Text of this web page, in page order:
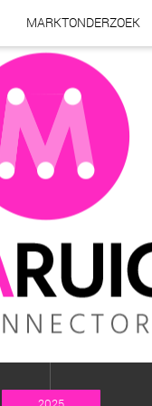
MARKTONDERZOEK